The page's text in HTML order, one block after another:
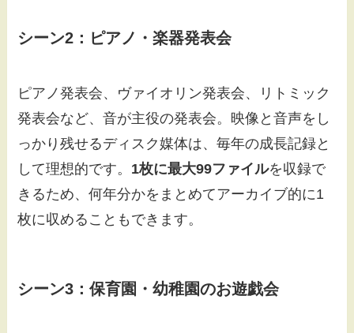
シーン2：ピアノ・楽器発表会
ピアノ発表会、ヴァイオリン発表会、リトミック
発表会など、音が主役の発表会。映像と音声をし
っかり残せるディスク媒体は、毎年の成長記録と
して理想的です。 1枚に最大99ファイルを収録で
きるため、何年分かをまとめてアーカイブ的に1
枚に収めることもできます。
シーン3：保育園・幼稚園のお遊戯会